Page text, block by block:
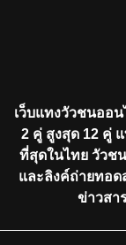
เว็บแทงวัวชนออ
2 คู่ สูงสุด 12 คู่
ที่สุดในไทย วัวช
และลิงค์ถ่ายทอ
ข่าวสา